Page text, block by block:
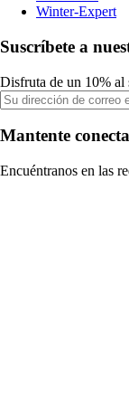
Winter-Expert
Suscríbete a
Disfruta de un 10% al
Mantente
Encuéntranos en las